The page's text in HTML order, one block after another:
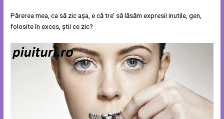
Părerea mea, ca să zic așa, e că tre’ să lăsăm expresii inutile, gen,
folosite în exces, știi ce zic?